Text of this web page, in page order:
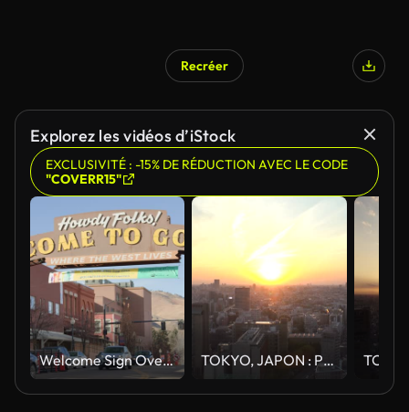
Recréer
Explorez les vidéos d’iStock
EXCLUSIVITÉ : -15% DE RÉDUCTION AVEC LE CODE
"COVERR15"
Welcome Sign Over Road à Golden, CO TOKYO, JAPON : Paysage aérien de lever de soleil de CITYSCAPE de TOKYO time lapse tourné de nuit au matin.